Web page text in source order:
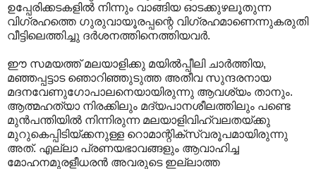
ഉപ്പേരിക്കടകളില്‍ നിന്നും വാങ്ങിയ ഓടക്കുഴലൂതുന്ന
വിഗ്രഹത്തെ ഗുരുവായൂരപ്പന്റെ വിഗ്രഹമാണെന്നുകരുതി
വീട്ടിലെത്തിച്ചു ദര്‍ശനത്തിനെത്തിയവര്‍.
ഈ സമയത്ത്‌ മലയാളിക്കു മയില്‍പ്പീലി ചാര്‍ത്തിയ,
മഞ്ഞപ്പട്ടാട ഞൊറിഞ്ഞുടുത്ത അതീവ സുന്ദരനായ
മദനവേണുഗോപാലനെയായിരുന്നു ആവശ്യം താനും.
ആത്മഹത്യാ നിരക്കിലും മദ്യപാനശീലത്തിലും പണ്ടെ
മുന്‍പന്തിയില്‍ നിന്നിരുന്ന മലയാളിവിഹ്വലതയ്ക്കു
മുറുകെപ്പിടിയ്ക്കനുള്ള റൊമാന്റിക്‌സ്വരൂപമായിരുന്നു
അത്‌. എല്ലാ പ്രണയഭാവങ്ങളും ആവാഹിച്ച
മോഹനമുരളീധരന്‍ അവരുടെ ഇല്ലാത്ത